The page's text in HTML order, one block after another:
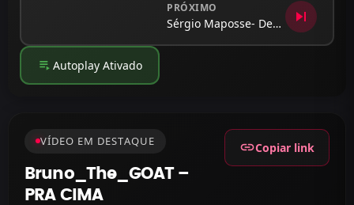
PRÓXIMO
Sérgio Maposse- Desabafo de Amante skip_next
playlist_play Autoplay Ativado
VÍDEO EM DESTAQUE
Bruno_The_GOAT –
PRA CIMA
linkCopiar link